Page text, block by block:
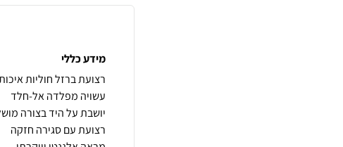
מידע כללי